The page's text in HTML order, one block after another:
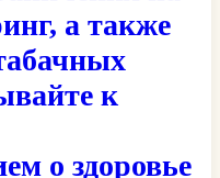
а также
к
о здоровье